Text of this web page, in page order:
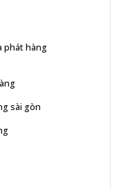
phát hàng
sài gòn